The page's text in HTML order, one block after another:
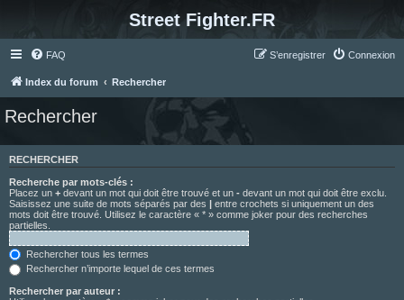
Street Fighter.FR
FAQ Connexion
S’enregistrer
Index du forum Rechercher
Rechercher
RECHERCHER
Recherche par mots-clés :
Placez un + devant un mot qui doit être trouvé et un - devant un mot qui doit être exclu.
Saisissez une suite de mots séparés par des | entre crochets si uniquement un des
mots doit être trouvé. Utilisez le caractère « * » comme joker pour des recherches
partielles.
Rechercher tous les termes
Rechercher n’importe lequel de ces termes
Rechercher par auteur :